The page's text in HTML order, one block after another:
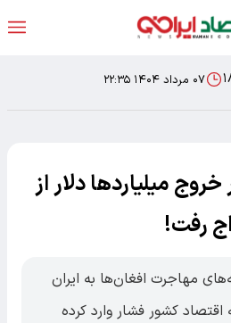
۰۷ مرداد ۱۴۰۴ ۲۲:۳۵
میلیاردها دلار از
رفت!
مهاجرت افغان‌ها به ایران
کشور فشار وارد کرده